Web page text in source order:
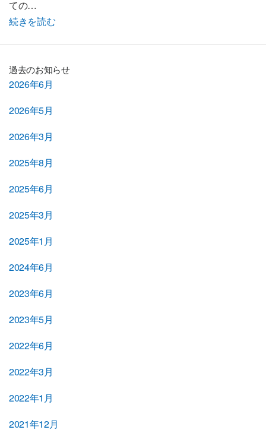
過去のお知らせ
2026年6月
2026年5月
2026年3月
2025年8月
2025年6月
2025年3月
2025年1月
2024年6月
2023年6月
2023年5月
2022年6月
2022年3月
2022年1月
2021年12月
ての…
続きを読む